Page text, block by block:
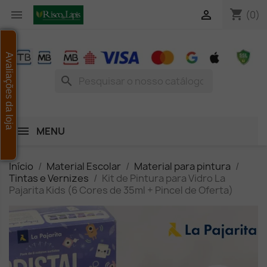
 shopping_cart (0)

search
MENU
Início Material Escolar
Material para pintura
Tintas e Vernizes
Kit de Pintura para Vidro La
Pajarita Kids (6 Cores de 35ml + Pincel de Oferta)
Avaliações da loja